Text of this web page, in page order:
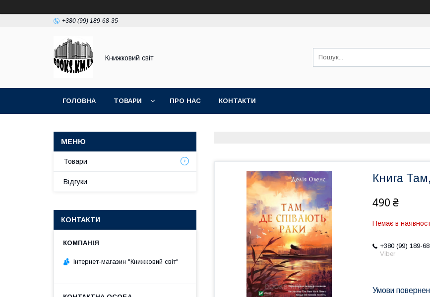
+380 (99) 189-68-35
Книжковий світ
ГОЛОВНА ТОВАРИ ПРО НАС КОНТАКТИ
Книга
490 ₴
Немає в
+380 (99) 189-
Viber
Товари
Відгуки
КОНТАКТИ
Інтернет-магазин "Книжковий світ"